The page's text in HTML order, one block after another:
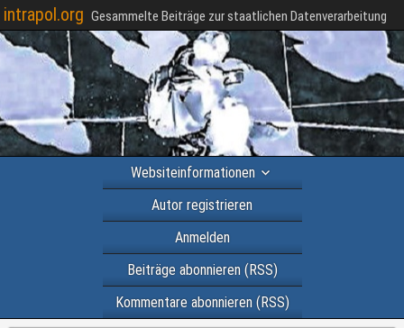
intrapol.org Gesammelte Beiträge zur staatlichen Datenverarbeitung
Websiteinformationen
Autor registrieren
Anmelden
Beiträge abonnieren (RSS)
Kommentare abonnieren (RSS)